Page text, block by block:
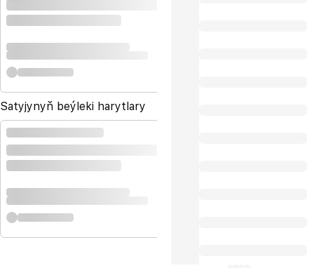
Satyjynyň beýleki harytlary